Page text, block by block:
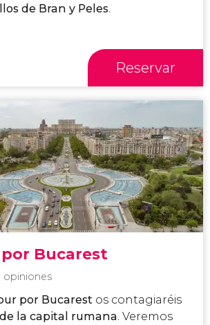
de Bran y Peles.
Reservar
Bucarest
opiniones
por Bucarest os contagiaréis
la capital rumana. Veremos